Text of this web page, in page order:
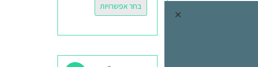
בחר אפשרויות